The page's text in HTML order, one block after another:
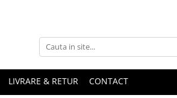
LIVRARE & RETUR CONTACT